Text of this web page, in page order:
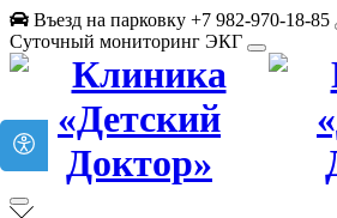
Въезд на парковку +7 982-970-18-85
Суточный мониторинг ЭКГ